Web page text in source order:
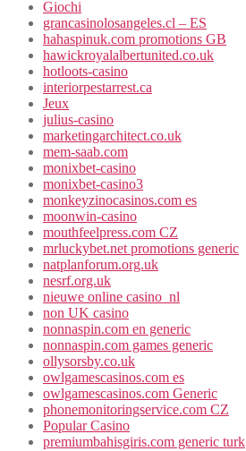
Giochi
grancasinolosangeles.cl – ES
hahaspinuk.com promotions GB
hawickroyalalbertunited.co.uk
hotloots-casino
interiorpestarrest.ca
Jeux
julius-casino
marketingarchitect.co.uk
mem-saab.com
monixbet-casino
monixbet-casino3
monkeyzinocasinos.com es
moonwin-casino
mouthfeelpress.com CZ
mrluckybet.net promotions generic
natplanforum.org.uk
nesrf.org.uk
nieuwe online casino_nl
non UK casino
nonnaspin.com en generic
nonnaspin.com games generic
ollysorsby.co.uk
owlgamescasinos.com es
owlgamescasinos.com Generic
phonemonitoringservice.com CZ
Popular Casino
premiumbahisgiris.com generic turk